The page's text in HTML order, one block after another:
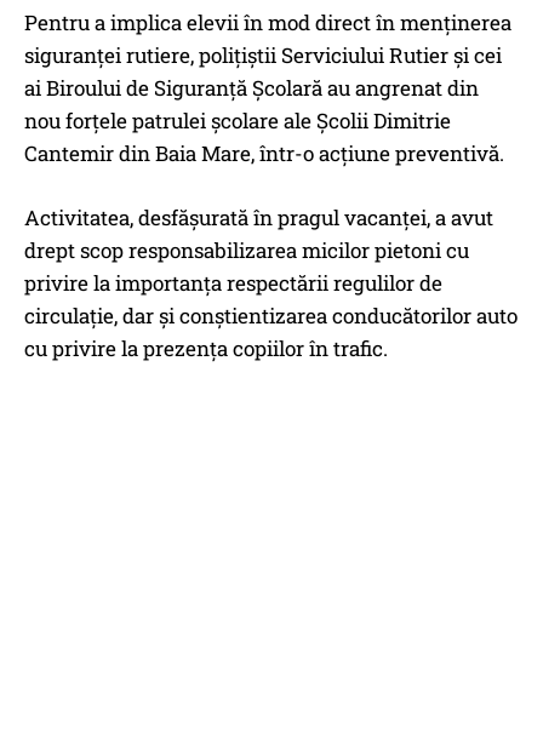
Pentru a implica elevii în mod direct în menţinerea
siguranţei rutiere, poliţiştii Serviciului Rutier și cei
ai Biroului de Siguranță Școlară au angrenat din
nou forţele patrulei şcolare ale Şcolii Dimitrie
Cantemir din Baia Mare, într-o acţiune preventivă.
Activitatea, desfăşurată în pragul vacanţei, a avut
drept scop responsabilizarea micilor pietoni cu
privire la importanţa respectării regulilor de
circulaţie, dar şi conştientizarea conducătorilor auto
cu privire la prezenţa copiilor în trafic.